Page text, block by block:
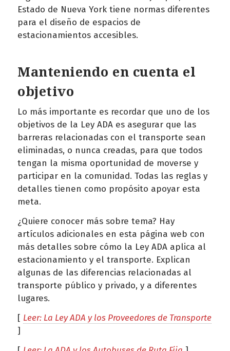
Estado de Nueva York tiene normas diferentes
para el diseño de espacios de
estacionamientos accesibles.
Manteniendo en cuenta el
objetivo
Lo más importante es recordar que uno de los
objetivos de la Ley ADA es asegurar que las
barreras relacionadas con el transporte sean
eliminadas, o nunca creadas, para que todos
tengan la misma oportunidad de moverse y
participar en la comunidad. Todas las reglas y
detalles tienen como propósito apoyar esta
meta.
¿Quiere conocer más sobre tema? Hay
artículos adicionales en esta página web con
más detalles sobre cómo la Ley ADA aplica al
estacionamiento y el transporte. Explican
algunas de las diferencias relacionadas al
transporte público y privado, y a diferentes
lugares.
[ Leer: La Ley ADA y los Proveedores de Transporte
]